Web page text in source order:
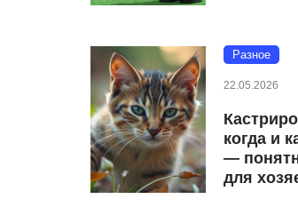
Разное
22.05.2026
когда и
—
для